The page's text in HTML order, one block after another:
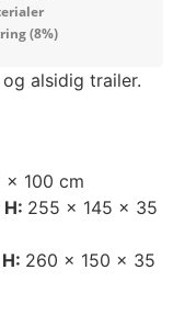
(8%)
alsidig trailer.
× 100 cm
255 × 145 × 35
260 × 150 × 35